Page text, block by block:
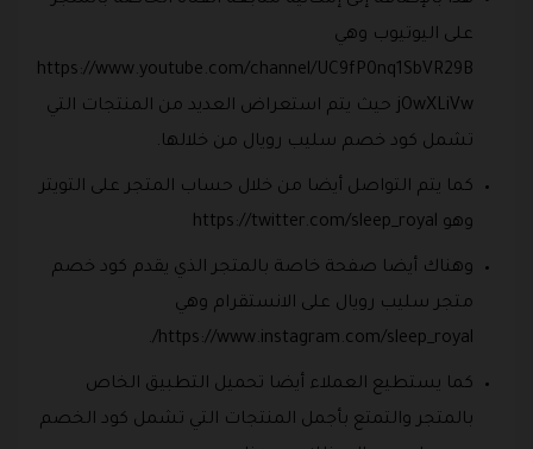
على اليوتيوب وهي
https://www.youtube.com/channel/UC9fP0nq1SbVR29B
jOwXLiVw حيث يتم استعراض العديد من المنتجات التي
تشمل كود خصم سليب رويال من خلالها.
كما يتم التواصل أيضا من خلال حساب المتجر على التويتر
وهو https://twitter.com/sleep_royal
وهناك أيضا صفحة خاصة بالمتجر الذي يقدم كود خصم
متجر سليب رويال على الانستقرام وهي
https://www.instagram.com/sleep_royal/.
كما يستطيع العملاء أيضا تحميل التطبيق الخاص
بالمتجر والتمتع بأجمل المنتجات التي تشمل كود الخصم